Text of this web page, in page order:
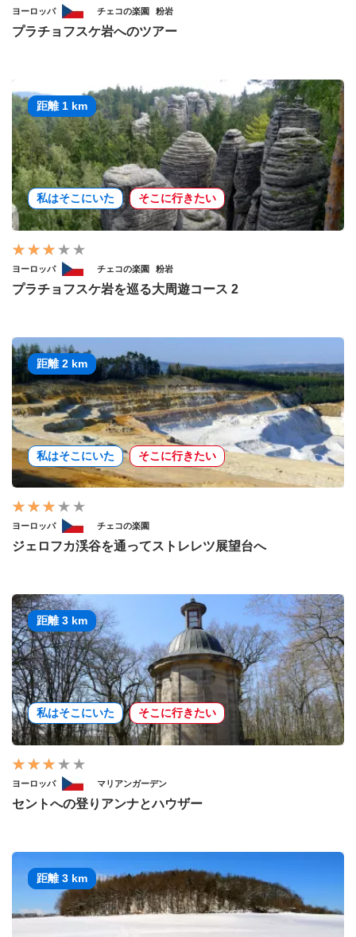
ヨーロッパ チェコの楽園 粉岩
プラチョフスケ岩へのツアー
距離 1 km
私はそこにいた そこに行きたい
ヨーロッパ チェコの楽園 粉岩
プラチョフスケ岩を巡る大周遊コース 2
距離 2 km
私はそこにいた そこに行きたい
ヨーロッパ チェコの楽園
ジェロフカ渓谷を通ってストレレツ展望台へ
距離 3 km
私はそこにいた そこに行きたい
ヨーロッパ マリアンガーデン
セントへの登りアンナとハウザー
距離 3 km